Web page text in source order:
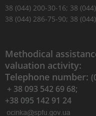
38 (044) 200-30-16; 38
38 (044) 286-75-90; 38
Methodical
valuation activity:
Telephone number:
+ 38 093 542 69 68;
+38 095 142 91 24